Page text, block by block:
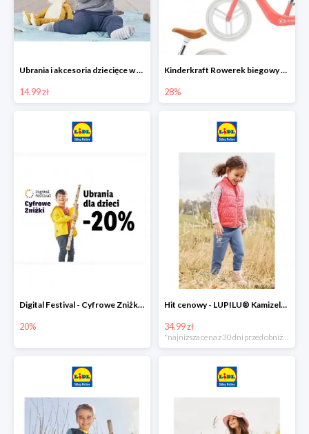
Ubrania i akcesoria dziecięce w Lidlu Online od 14,99 zł
14.99 zł
Kinderkraft Rowerek biegowy Fly
28%
Digital Festival - Cyfrowe Zniżki Ubrania dla dzieci w Lidlu -20%
20%
Hit cenowy - LUPILU® Kamizelka pikowana dziewczęca
34.99 zł